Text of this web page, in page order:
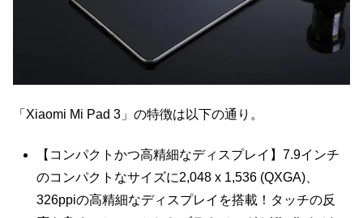
「Xiaomi Mi Pad 3」の特徴は以下の通り。
【コンパクトかつ高精細なディスプレイ】7.9インチ
のコンパクトなサイズに2,048 x 1,536 (QXGA)、
326ppiの高精細なディスプレイを搭載！タッチの反